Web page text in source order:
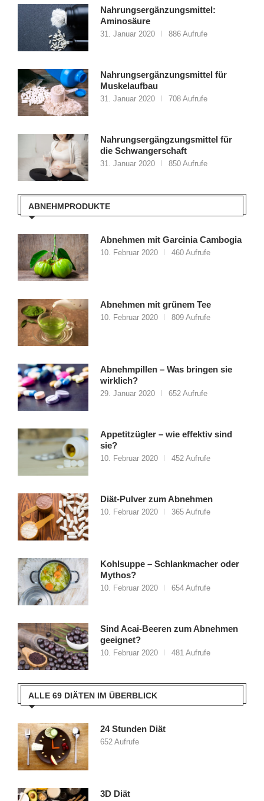
Nahrungsergänzungsmittel:
Aminosäure
31. Januar 2020 886 Aufrufe
Nahrungsergänzungsmittel für
Muskelaufbau
31. Januar 2020 708 Aufrufe
Nahrungsergängzungsmittel für
die Schwangerschaft
31. Januar 2020 850 Aufrufe
ABNEHMPRODUKTE
Abnehmen mit Garcinia Cambogia
10. Februar 2020 460 Aufrufe
Abnehmen mit grünem Tee
10. Februar 2020 809 Aufrufe
Abnehmpillen – Was bringen sie
wirklich?
29. Januar 2020 652 Aufrufe
Appetitzügler – wie effektiv sind
sie?
10. Februar 2020 452 Aufrufe
Diät-Pulver zum Abnehmen
10. Februar 2020 365 Aufrufe
Kohlsuppe – Schlankmacher oder
Mythos?
10. Februar 2020 654 Aufrufe
Sind Acai-Beeren zum Abnehmen
geeignet?
10. Februar 2020 481 Aufrufe
ALLE 69 DIÄTEN IM ÜBERBLICK
24 Stunden Diät
652 Aufrufe
3D Diät